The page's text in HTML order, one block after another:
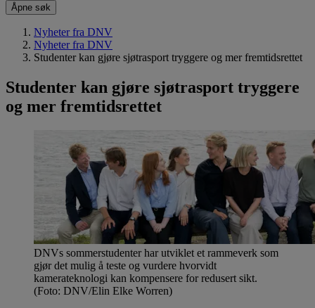
Åpne søk
Nyheter fra DNV
Nyheter fra DNV
Studenter kan gjøre sjøtrasport tryggere og mer fremtidsrettet
Studenter kan gjøre sjøtrasport tryggere
og mer fremtidsrettet
DNVs sommerstudenter har utviklet et rammeverk som
gjør det mulig å teste og vurdere hvorvidt
kamerateknologi kan kompensere for redusert sikt.
(Foto: DNV/Elin Elke Worren)